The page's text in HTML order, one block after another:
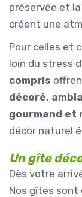
préservée et
créent une
Pour celles et
loin du stress
compris
décoré,
gourmand et
décor naturel
Un gîte
Dès votre
Nos gîtes sont